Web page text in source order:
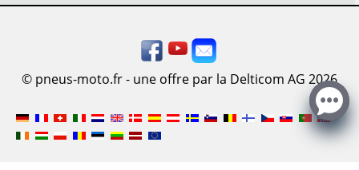
Inscription partenaire de
© pneus-moto.fr - une offre par la Delticom AG 2026